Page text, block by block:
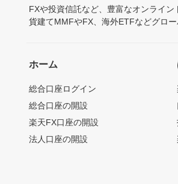
FXや投資信託など、豊富なオンライ
貨建てMMFやFX、海外ETFなどグロ
ホーム
総合口座ログイン
総合口座の開設
楽天FX口座の開設
法人口座の開設